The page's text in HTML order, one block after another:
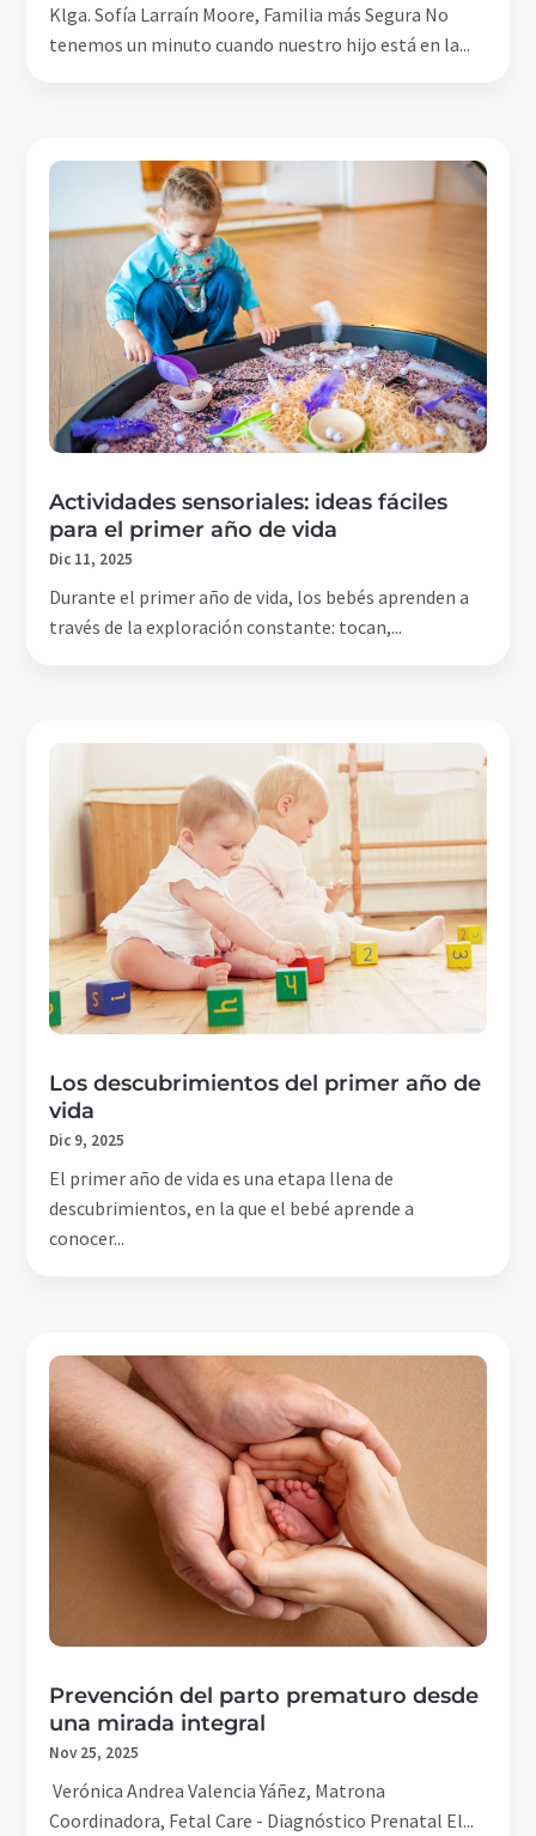
Klga. Sofía Larraín Moore, Familia más Segura No
tenemos un minuto cuando nuestro hijo está en la...
Actividades sensoriales: ideas fáciles
para el primer año de vida
Dic 11, 2025
Durante el primer año de vida, los bebés aprenden a
través de la exploración constante: tocan,...
Los descubrimientos del primer año de
vida
Dic 9, 2025
El primer año de vida es una etapa llena de
descubrimientos, en la que el bebé aprende a
conocer...
Prevención del parto prematuro desde
una mirada integral
Nov 25, 2025
Verónica Andrea Valencia Yáñez, Matrona
Coordinadora, Fetal Care - Diagnóstico Prenatal El...